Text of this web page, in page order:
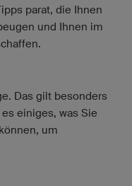
parat, die Ihnen
und Ihnen im
Das gilt besonders
einiges, was Sie
um